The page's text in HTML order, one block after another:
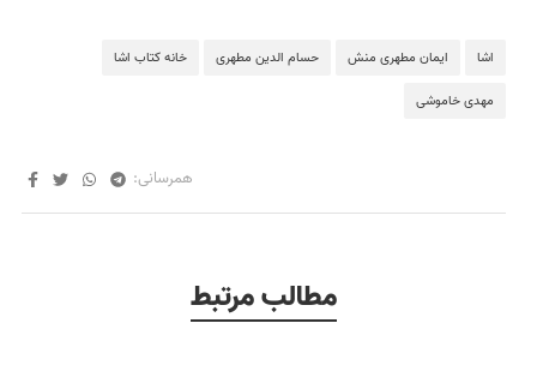
اشا ایمان مطهری منش حسام الدین مطهری خانه کتاب اشا
مهدی خاموشی
همرسانی:
مطالب مرتبط